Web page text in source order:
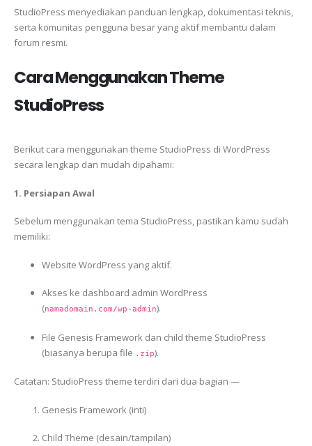
StudioPress menyediakan panduan lengkap, dokumentasi teknis,
serta komunitas pengguna besar yang aktif membantu dalam
forum resmi.
Cara Menggunakan Theme
StudioPress
Berikut cara menggunakan theme StudioPress di WordPress
secara lengkap dan mudah dipahami:
1. Persiapan Awal
Sebelum menggunakan tema StudioPress, pastikan kamu sudah
memiliki:
Website WordPress yang aktif.
Akses ke dashboard admin WordPress
(namadomain.com/wp-admin).
File Genesis Framework dan child theme StudioPress
(biasanya berupa file .zip).
Catatan: StudioPress theme terdiri dari dua bagian —
Genesis Framework (inti)
Child Theme (desain/tampilan)